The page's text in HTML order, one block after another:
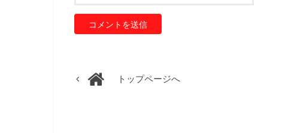
トップページへ